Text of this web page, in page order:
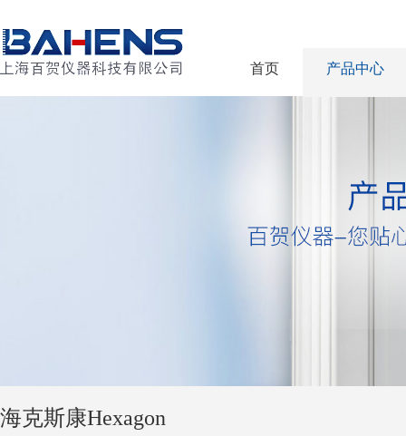
首页 产品中心
海克斯康Hexagon